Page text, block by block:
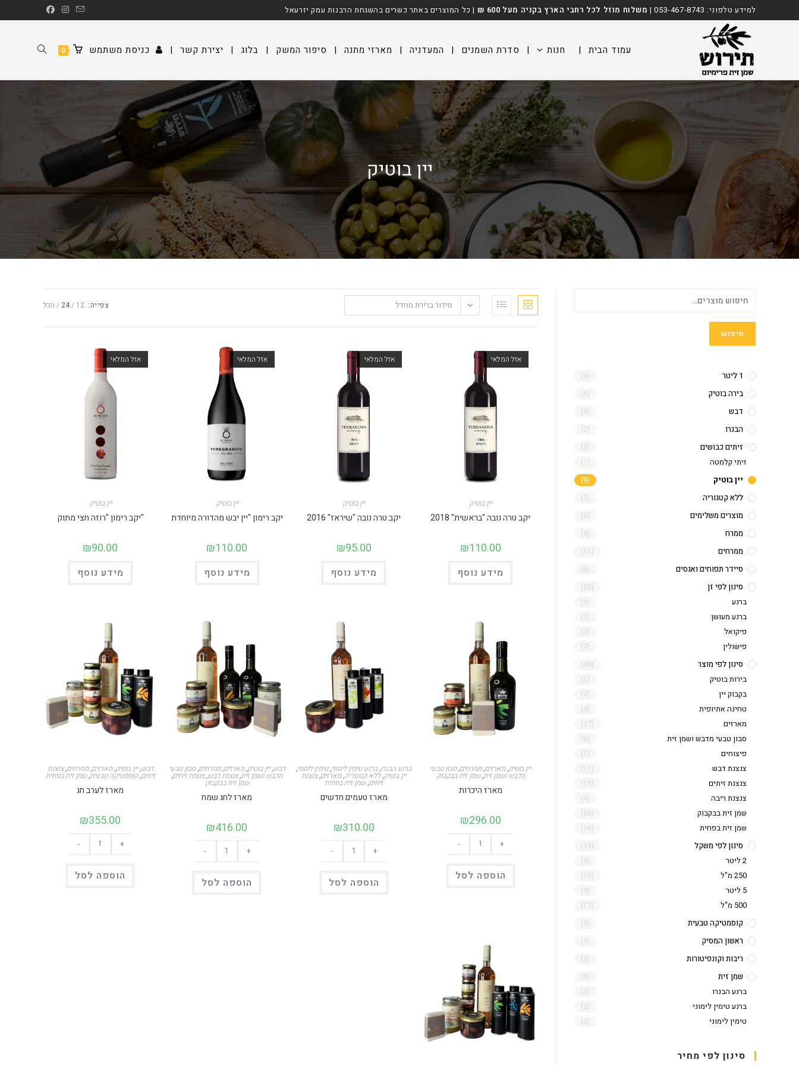
to
למידע טלפוני: 053-467-8743
| משלוח מוזל לכל רחבי הארץ בקניה מעל 600 ₪ | כל המוצרים באתר כשרים בהשגחת הרבנות עמק יזרעאל
עמוד הבית | חנות | סדרת השמנים | המעדניה | מארזי מתנה | סיפור המשק | בלוג | יצירת קשר | כניסת משתמש 0
TOGGLE
SEARCH יין בוטיק
חיפוש
1 ליטר (6)
בירה בוטיק (6)
דבש (9)
הבנרו (2)
זיתים כבושים (3)
זיתי קלמטה (1)
יין בוטיק (9)
ללא קטגוריה (2)
מוצרים משלימים (5)
ממרח (4)
ממרחים (11)
סיידר תפוחים ואגסים (6)
סינון לפי זן (25)
ברנע (9)
ברנע מעושן (2)
פיקואל (7)
פישולין (7)
סינון לפי מוצר (48)
בירות בוטיק (1)
בקבוק יין (7)
טחינה אתיופית (4)
מארזים (27)
סבון טבעי מדבש ושמן זית (6)
פיצוחים (1)
צנצנת דבש (11)
צנצנת זיתים (19)
צנצנת ריבה (4)
שמן זית בבקבוק (26)
שמן זית בפחית (16)
סינון לפי משקל (39)
2 ליטר (3)
250 מ"ל (16)
5 ליטר (3)
500 מ"ל (17)
קוסמטיקה טבעית (3)
ראשון המסיק (3)
ריבות וקונפיטורות (3)
שמן זית (8)
ברנע הבנרו (2)
ברנע טימין לימוני (2)
טימין לימוני (2)
סינון לפי מחיר
סידור ברירת מחדל צפייה: 12
24 הכל
אזל המלאי
יין בוטיק
יקב טרה נובה "בראשית" 2018
₪110.00
מידע נוסף
אזל המלאי
יין בוטיק
יקב טרה נובה "שיראז" 2016
₪95.00
מידע נוסף
אזל המלאי
יין בוטיק
יקב רימון "יין יבש מהדורה מיוחדת
₪110.00
מידע נוסף
אזל המלאי
יין בוטיק
יקב רימון "רוזה חצי מתוק"
₪90.00
מידע נוסף
יין בוטיק,מארזים,ממרחים,סבון טבעי
מדבש ושמן זית,שמן זית בבקבוק
מארז היכרות
₪296.00
כמות
של
מארז
היכרות
- +
הוספה לסל
ברנע הבנרו, ברנע טימין לימוני,טימין לימוני,
יין בוטיק,ללא קטגוריה,מארזים,צנצנת
זיתים,שמן זית בפחית
מארז טעמים חדשים
₪310.00
כמות
של
מארז
טעמים
חדשים
- +
הוספה לסל
דבש,יין בוטיק,מארזים,ממרחים,סבון טבעי
מדבש ושמן זית,צנצנת דבש,צנצנת זיתים,
שמן זית בבקבוק
מארז לחג שמח
₪416.00
כמות
של
מארז
לחג
שמח
- +
הוספה לסל
דבש,יין בוטיק,מארזים,ממרחים,צנצנת
זיתים,קוסמטיקה טבעית,שמן זית בפחית
מארז לערב חג
₪355.00
כמות
של
מארז
לערב
חג
- +
הוספה לסל